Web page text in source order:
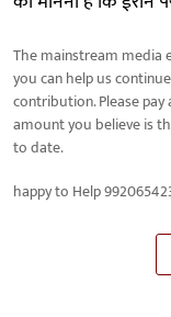
The mainstream media
you can help us
contribution. Please
amount you believe is
to date.
happy to Help